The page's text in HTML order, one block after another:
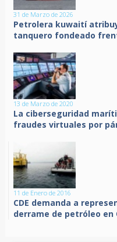
31 de Marzo de 2026
Petrolera kuwaití
tanquero fondeado
13 de Marzo de 2020
La ciberseguridad
fraudes virtuales por
11 de Enero de 2016
CDE demanda a
derrame de petróleo en